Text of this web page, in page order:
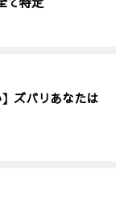
ズバリあなたは